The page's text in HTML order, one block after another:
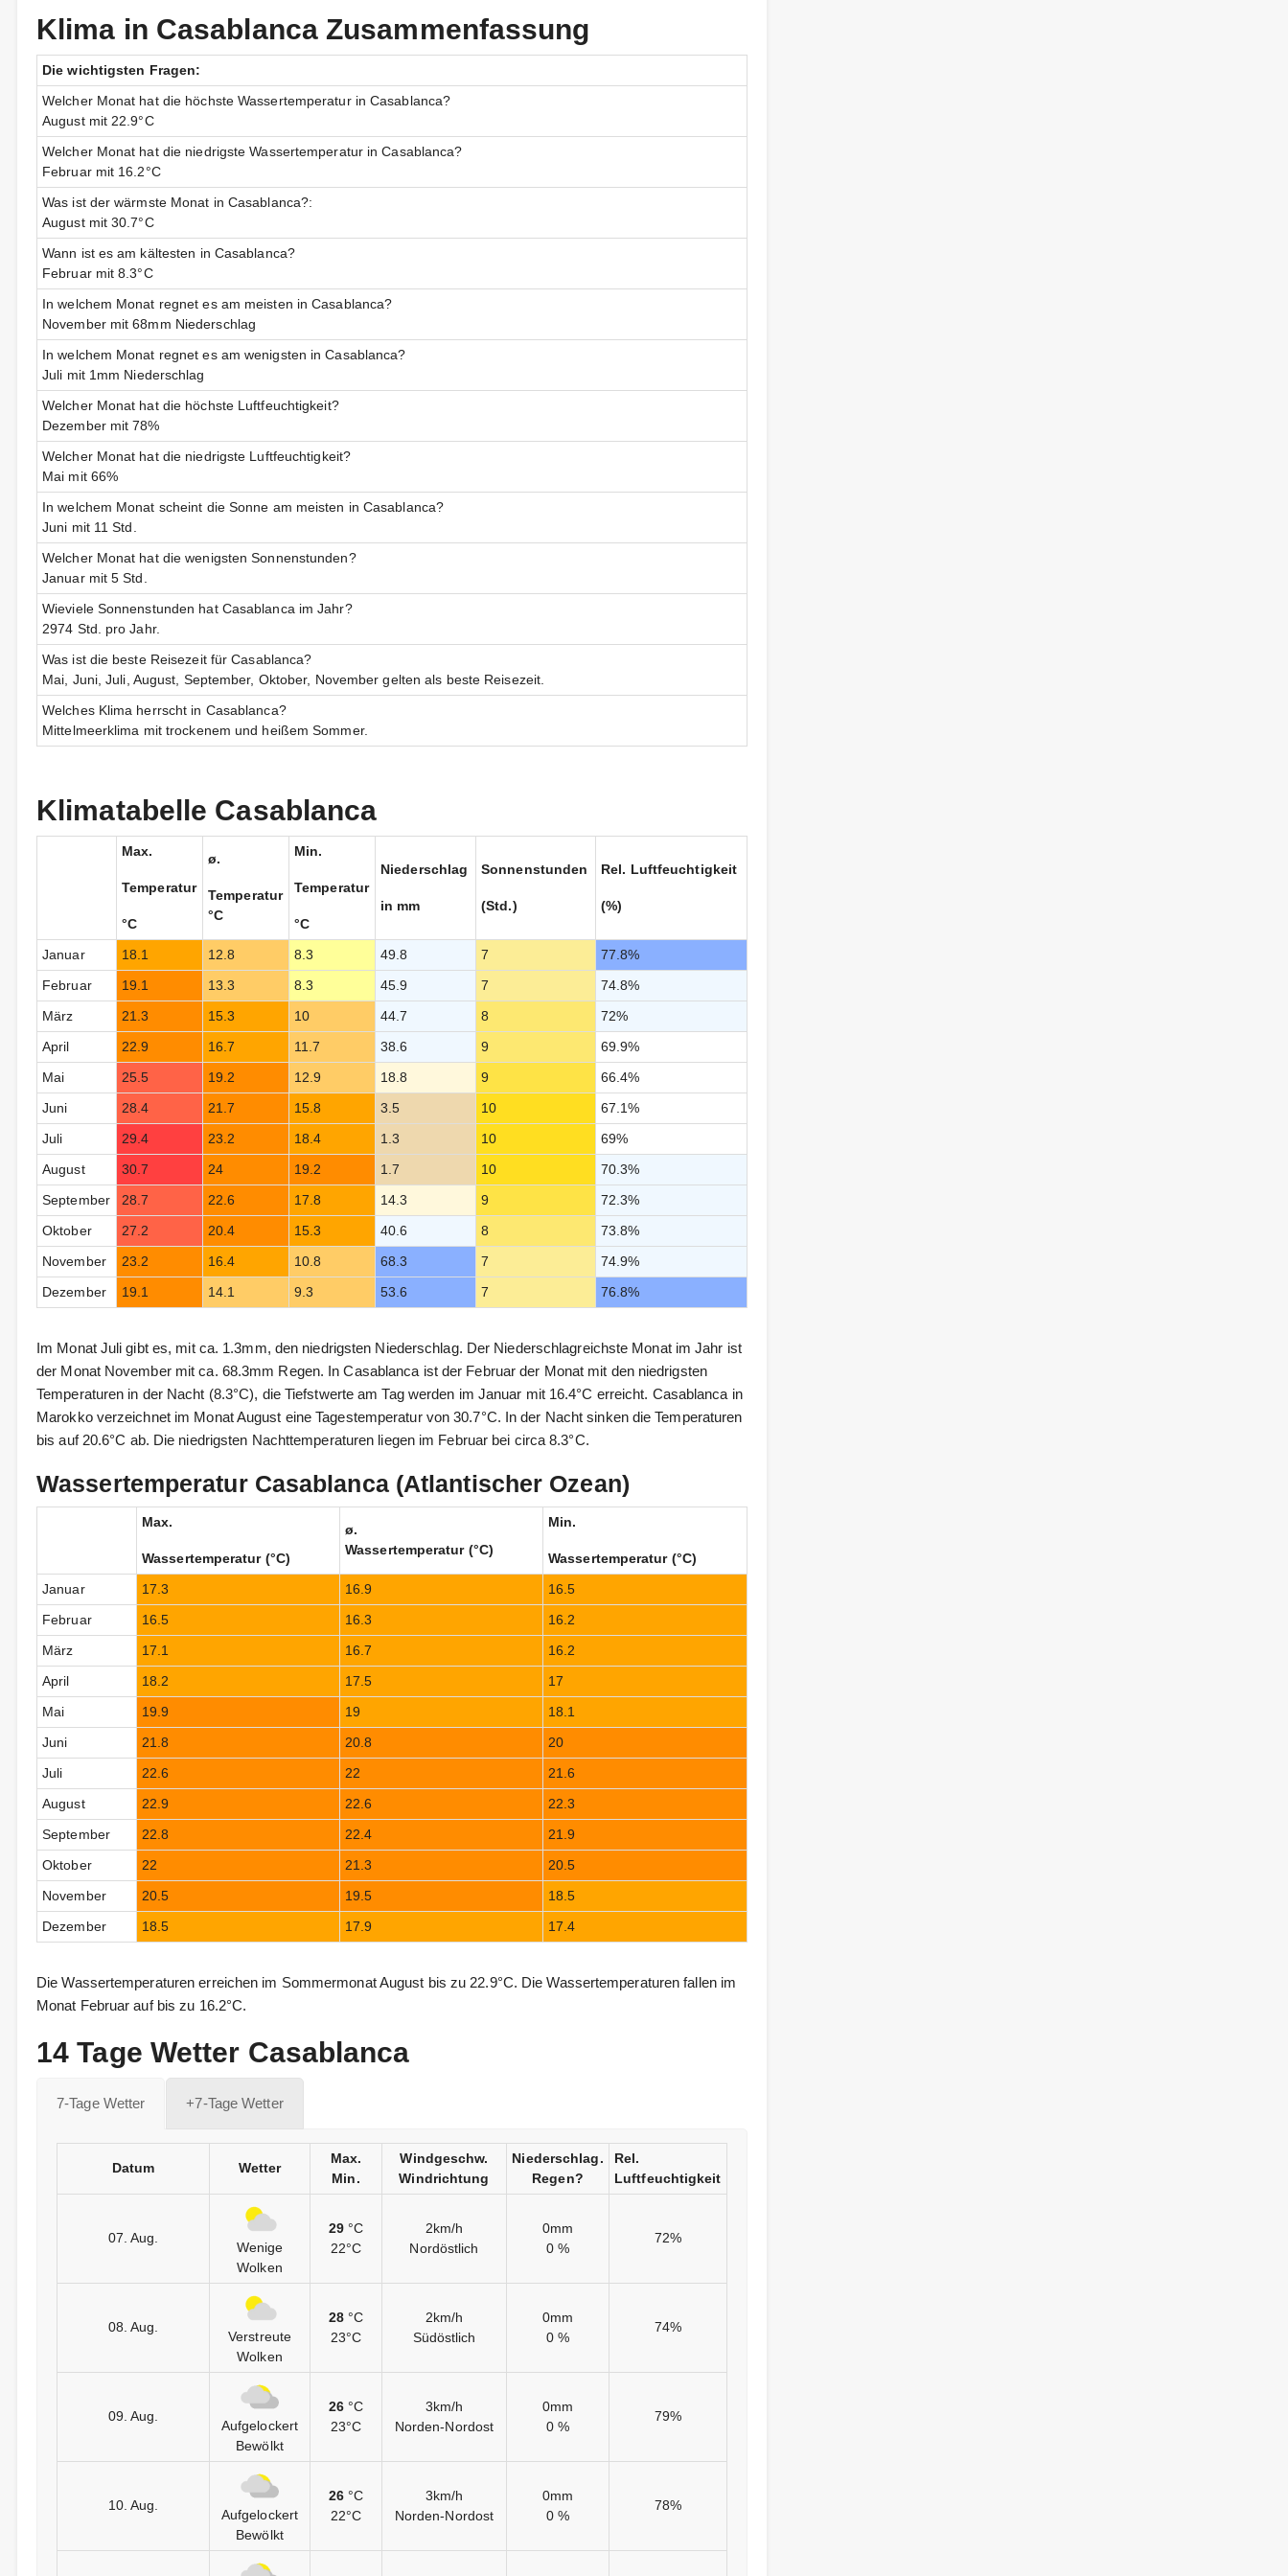
Klima in Casablanca Zusammenfassung
Die wichtigsten Fragen:
Welcher Monat hat die höchste Wassertemperatur in Casablanca?
August mit 22.9°C
Welcher Monat hat die niedrigste Wassertemperatur in Casablanca?
Februar mit 16.2°C
Was ist der wärmste Monat in Casablanca?:
August mit 30.7°C
Wann ist es am kältesten in Casablanca?
Februar mit 8.3°C
In welchem Monat regnet es am meisten in Casablanca?
November mit 68mm Niederschlag
In welchem Monat regnet es am wenigsten in Casablanca?
Juli mit 1mm Niederschlag
Welcher Monat hat die höchste Luftfeuchtigkeit?
Dezember mit 78%
Welcher Monat hat die niedrigste Luftfeuchtigkeit?
Mai mit 66%
In welchem Monat scheint die Sonne am meisten in Casablanca?
Juni mit 11 Std.
Welcher Monat hat die wenigsten Sonnenstunden?
Januar mit 5 Std.
Wieviele Sonnenstunden hat Casablanca im Jahr?
2974 Std. pro Jahr.
Was ist die beste Reisezeit für Casablanca?
Mai, Juni, Juli, August, September, Oktober, November gelten als beste Reisezeit.
Welches Klima herrscht in Casablanca?
Mittelmeerklima mit trockenem und heißem Sommer.
Klimatabelle Casablanca
Max.
Temperatur
°C
ø.
Temperatur
°C
Min.
Temperatur
°C
Niederschlag
in mm
Sonnenstunden
(Std.)
Rel. Luftfeuchtigkeit
(%)
Januar 18.1 12.8 8.3 49.8 7 77.8%
Februar 19.1 13.3 8.3 45.9 7 74.8%
März 21.3 15.3 10 44.7 8 72%
April 22.9 16.7 11.7 38.6 9 69.9%
Mai 25.5 19.2 12.9 18.8 9 66.4%
Juni 28.4 21.7 15.8 3.5 10 67.1%
Juli 29.4 23.2 18.4 1.3 10 69%
August 30.7 24 19.2 1.7 10 70.3%
September 28.7 22.6 17.8 14.3 9 72.3%
Oktober 27.2 20.4 15.3 40.6 8 73.8%
November 23.2 16.4 10.8 68.3 7 74.9%
Dezember 19.1 14.1 9.3 53.6 7 76.8%
Im Monat Juli gibt es, mit ca. 1.3mm, den niedrigsten Niederschlag. Der Niederschlagreichste Monat im Jahr ist
der Monat November mit ca. 68.3mm Regen. In Casablanca ist der Februar der Monat mit den niedrigsten
Temperaturen in der Nacht (8.3°C), die Tiefstwerte am Tag werden im Januar mit 16.4°C erreicht. Casablanca in
Marokko verzeichnet im Monat August eine Tagestemperatur von 30.7°C. In der Nacht sinken die Temperaturen
bis auf 20.6°C ab. Die niedrigsten Nachttemperaturen liegen im Februar bei circa 8.3°C.
Wassertemperatur Casablanca (Atlantischer Ozean)
Max.
Wassertemperatur (°C)
ø.
Wassertemperatur (°C)
Min.
Wassertemperatur (°C)
Januar 17.3 16.9 16.5
Februar 16.5 16.3 16.2
März 17.1 16.7 16.2
April 18.2 17.5 17
Mai 19.9 19 18.1
Juni 21.8 20.8 20
Juli 22.6 22 21.6
August 22.9 22.6 22.3
September 22.8 22.4 21.9
Oktober 22 21.3 20.5
November 20.5 19.5 18.5
Dezember 18.5 17.9 17.4
Die Wassertemperaturen erreichen im Sommermonat August bis zu 22.9°C. Die Wassertemperaturen fallen im
Monat Februar auf bis zu 16.2°C.
14 Tage Wetter Casablanca
7-Tage Wetter +7-Tage Wetter
Datum Wetter
Max.
Min.
Windgeschw.
Windrichtung
Niederschlag.
Regen?
Rel.
Luftfeuchtigkeit
07. Aug.
Wenige
Wolken
29 °C
22°C
2km/h
Nordöstlich
0mm
0 %
72%
08. Aug.
Verstreute
Wolken
28 °C
23°C
2km/h
Südöstlich
0mm
0 %
74%
09. Aug.
Aufgelockert
Bewölkt
26 °C
23°C
3km/h
Norden-Nordost
0mm
0 %
79%
10. Aug.
Aufgelockert
Bewölkt
26 °C
22°C
3km/h
Norden-Nordost
0mm
0 %
78%